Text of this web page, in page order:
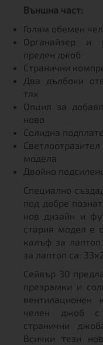
Външна част:
Голям обемен
Органайзер и
преден джоб
Странични
Два дълбоки
тях
Опция за
ново
Солидна
модела
Двойно
Специално
под добре
нов дизайн и
стария модел е
калъф за
за лаптоп са:
Сейвър 30
презрамки и
челен джоб с
странични
Всички тези